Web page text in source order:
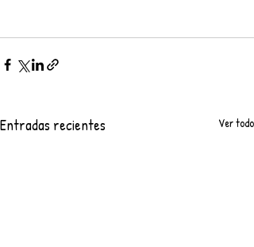
Entradas recientes Ver todo